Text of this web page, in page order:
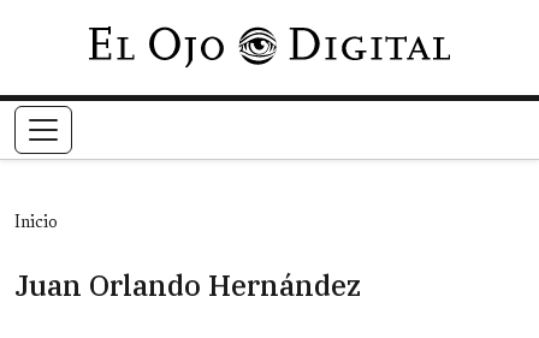
Pasar al contenido principal
Inicio
Juan Orlando Hernández